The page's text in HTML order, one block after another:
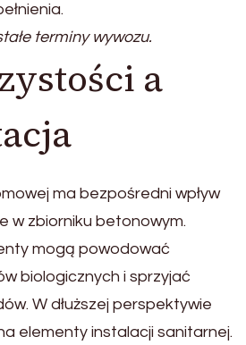
terminy wywozu.
a
ma bezpośredni wpływ
w zbiorniku betonowym.
mogą powodować
biologicznych i sprzyjać
W dłuższej perspektywie
elementy instalacji sanitarnej.